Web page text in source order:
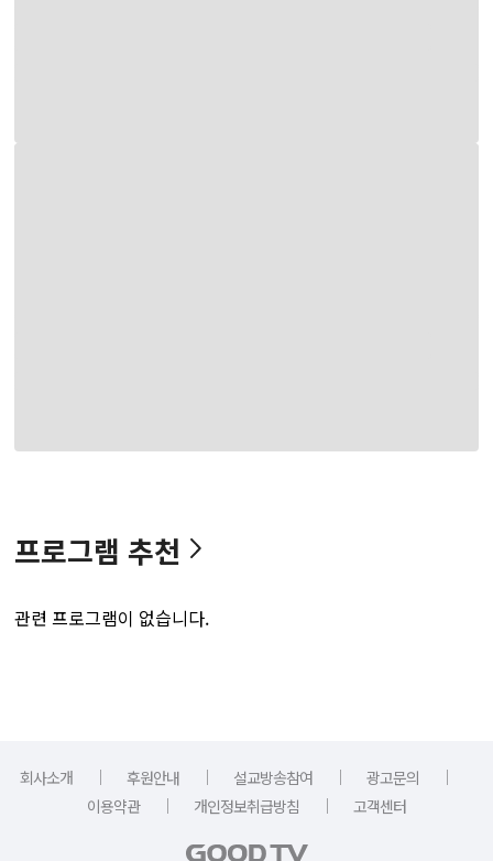
프로그램 추천
관련 프로그램이 없습니다.
회사소개 ｜ 후원안내 ｜ 설교방송참여 ｜ 광고문의
｜
이용약관
｜ 개인정보취급방침 ｜ 고객센터